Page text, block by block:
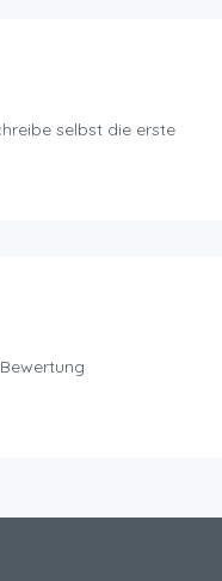
selbst die erste